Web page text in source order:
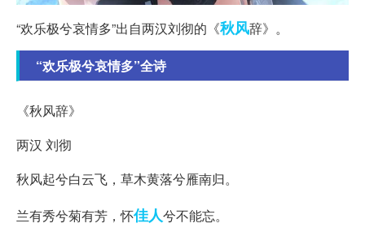
“欢乐极兮哀情多”出自两汉刘彻的《秋风辞》。
“欢乐极兮哀情多”全诗
《秋风辞》
两汉 刘彻
秋风起兮白云飞，草木黄落兮雁南归。
兰有秀兮菊有芳，怀佳人兮不能忘。